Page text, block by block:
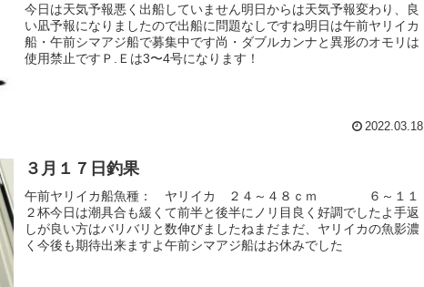
今日は天気予報悪く出船していません明日からは天気予報変わり、良
い凪予報になりましたので出船に問題なしですね明日は午前ヤリイカ
船・午前シマアジ船で募集中です尚・ダブルカンナと異形のオモリは
使用禁止ですＰ.Ｅは3〜4号になります！
2022.03.18
３月１７日釣果
午前ヤリイカ船魚種： ヤリイカ ２４～４８ｃｍ ６～１１
２杯今日は潮具合も緩くて前半と後半にノリ目良く好調でしたよ手返
しが良い方はバリバリと数伸びましたねまだまだ、ヤリイカの魚影濃
く今後も期待出来ますよ午前シマアジ船はお休みでした